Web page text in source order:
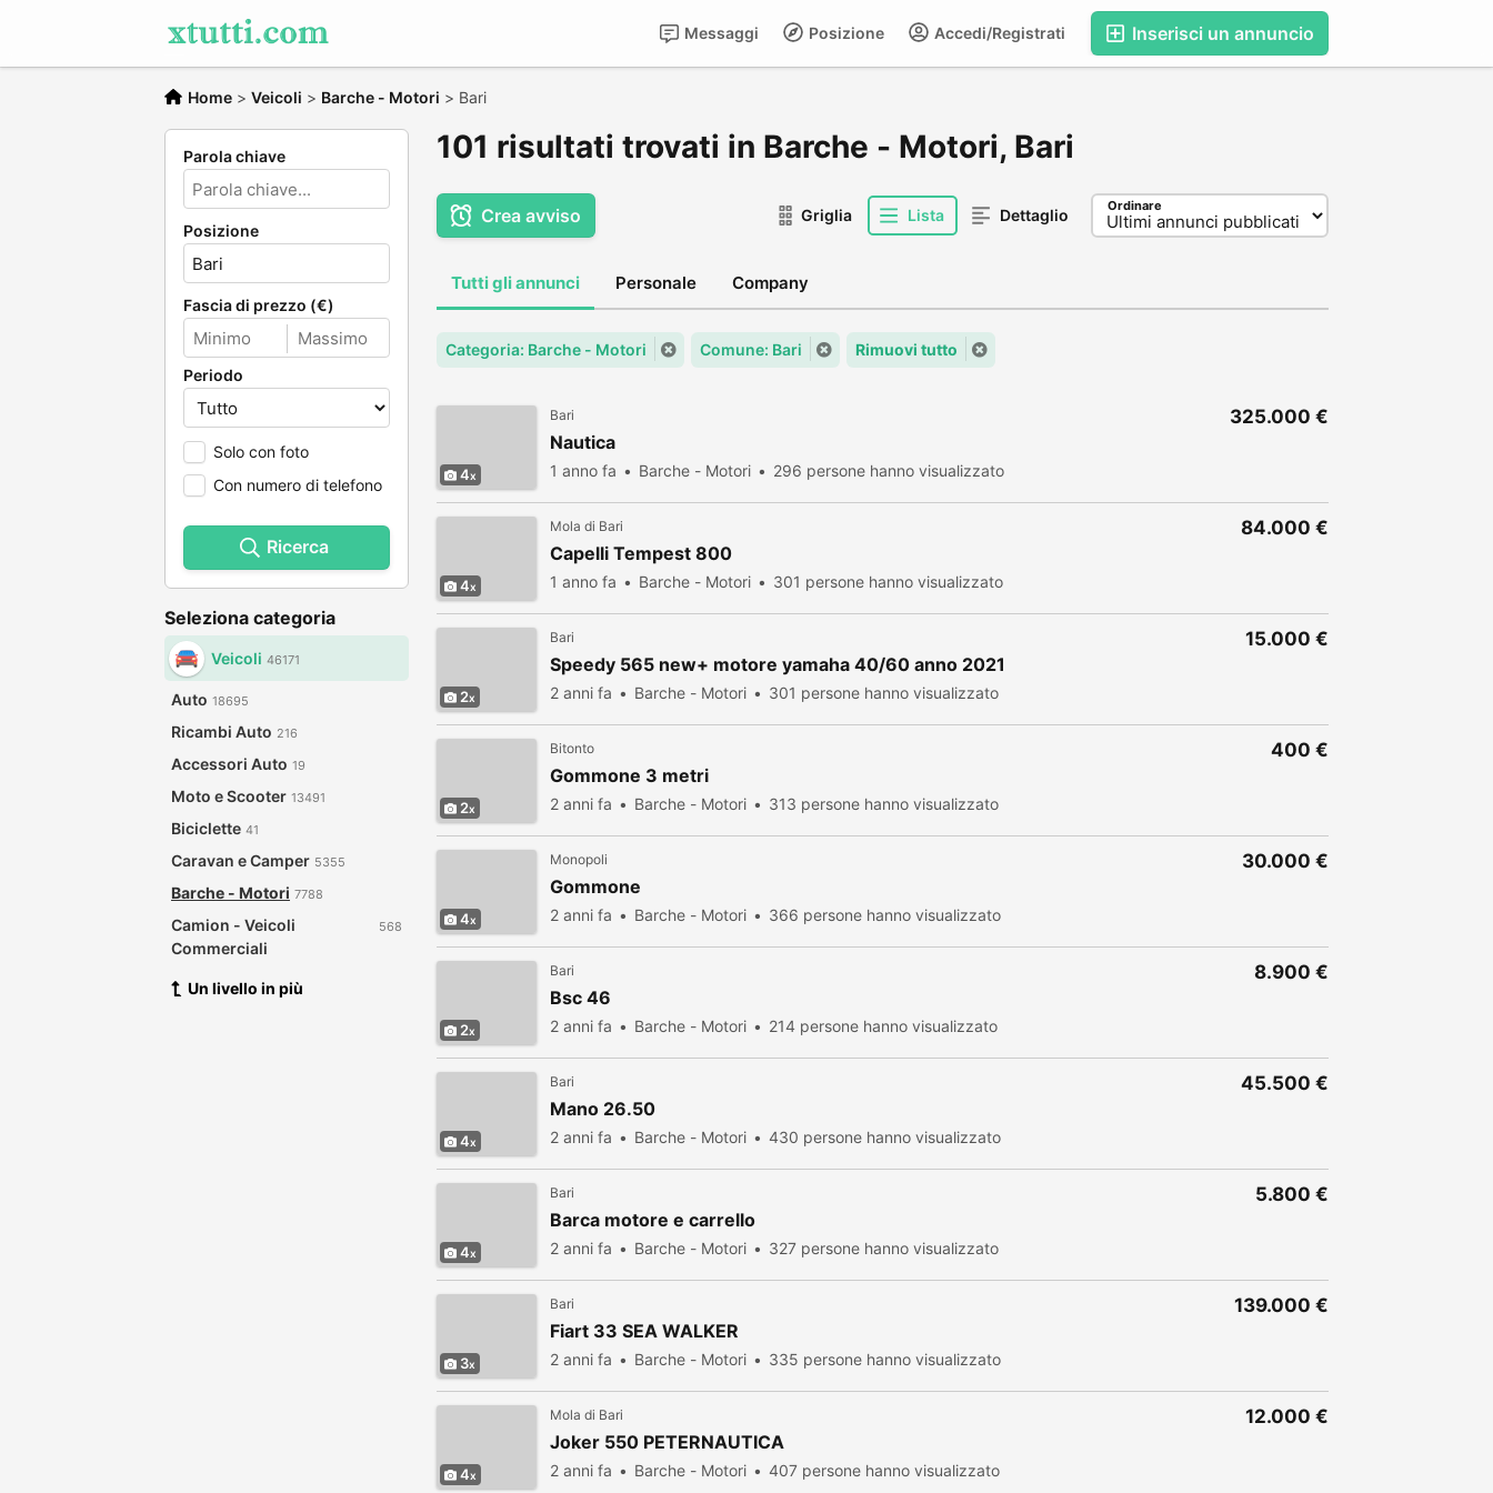
Inserisci un annuncio
Accedi/Registrati
Posizione
Messaggi
Home > Veicoli > Barche - Motori > Bari
Parola chiave
Posizione
Fascia di prezzo (€)
Periodo
Solo con foto
Con numero di telefono
Ricerca
Seleziona categoria
Veicoli 46171
Auto 18695
Ricambi Auto 216
Accessori Auto 19
Moto e Scooter 13491
Biciclette 41
Caravan e Camper 5355
Barche - Motori 7788
Camion - Veicoli
Commerciali
568
Un livello in più
101 risultati trovati in Barche - Motori, Bari
Crea avviso Griglia Lista Dettaglio Ordinare
Tutti gli annunci Personale Company
Categoria: Barche - Motori Comune: Bari Rimuovi tutto
4
Bari
Nautica
1 anno fa Barche - Motori 296 persone hanno visualizzato
325.000 €
4
Mola di Bari
Capelli Tempest 800
1 anno fa Barche - Motori 301 persone hanno visualizzato
84.000 €
2
Bari
Speedy 565 new+ motore yamaha 40/60 anno 2021
2 anni fa Barche - Motori 301 persone hanno visualizzato
15.000 €
2
Bitonto
Gommone 3 metri
2 anni fa Barche - Motori 313 persone hanno visualizzato
400 €
4
Monopoli
Gommone
2 anni fa Barche - Motori 366 persone hanno visualizzato
30.000 €
2
Bari
Bsc 46
2 anni fa Barche - Motori 214 persone hanno visualizzato
8.900 €
4
Bari
Mano 26.50
2 anni fa Barche - Motori 430 persone hanno visualizzato
45.500 €
4
Bari
Barca motore e carrello
2 anni fa Barche - Motori 327 persone hanno visualizzato
5.800 €
3
Bari
Fiart 33 SEA WALKER
2 anni fa Barche - Motori 335 persone hanno visualizzato
139.000 €
4
Mola di Bari
Joker 550 PETERNAUTICA
2 anni fa Barche - Motori 407 persone hanno visualizzato
12.000 €